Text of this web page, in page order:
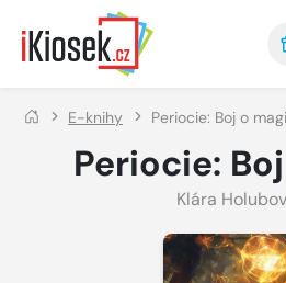
Přejít na hlavní obsah
E-knihy Periocie: Boj o
Periocie:
Klára